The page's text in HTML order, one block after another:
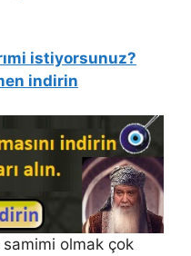
istiyorsunuz?
indirin
olmak çok